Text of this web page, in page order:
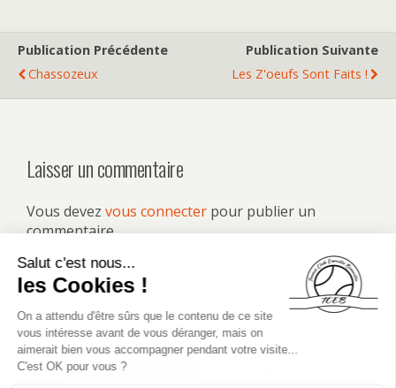
Publication Précédente
Chassozeux
Publication Suivante
Les Z'oeufs Sont Faits !
Laisser un commentaire
Vous devez vous connecter pour publier un
commentaire.
Retour au début
Mobile